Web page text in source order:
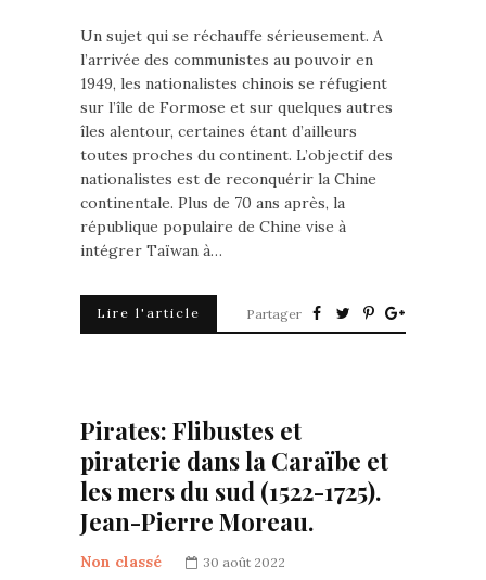
Un sujet qui se réchauffe sérieusement. A
l’arrivée des communistes au pouvoir en
1949, les nationalistes chinois se réfugient
sur l’île de Formose et sur quelques autres
îles alentour, certaines étant d’ailleurs
toutes proches du continent. L’objectif des
nationalistes est de reconquérir la Chine
continentale. Plus de 70 ans après, la
république populaire de Chine vise à
intégrer Taïwan à…
Lire l'article Partager
Pirates: Flibustes et
piraterie dans la Caraïbe et
les mers du sud (1522-1725).
Jean-Pierre Moreau.
Non classé 30 août 2022